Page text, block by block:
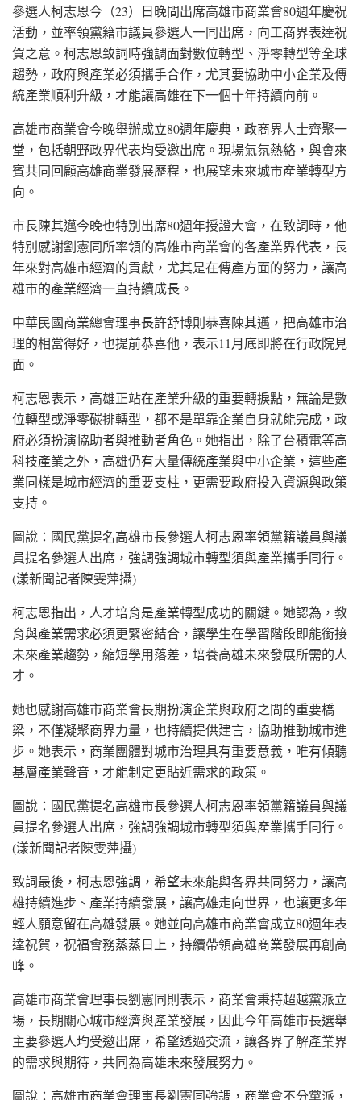
參選人柯志恩今（23）日晚間出席高雄市商業會80週年慶祝
活動，並率領黨籍市議員參選人一同出席，向工商界表達祝
賀之意。柯志恩致詞時強調面對數位轉型、淨零轉型等全球
趨勢，政府與產業必須攜手合作，尤其要協助中小企業及傳
統產業順利升級，才能讓高雄在下一個十年持續向前。
高雄市商業會今晚舉辦成立80週年慶典，政商界人士齊聚一
堂，包括朝野政界代表均受邀出席。現場氣氛熱絡，與會來
賓共同回顧高雄商業發展歷程，也展望未來城市產業轉型方
向。
市長陳其邁今晚也特別出席80週年授證大會，在致詞時，他
特別感謝劉憲同所率領的高雄市商業會的各產業界代表，長
年來對高雄市經濟的貢獻，尤其是在傳產方面的努力，讓高
雄市的產業經濟一直持續成長。
中華民國商業總會理事長許舒博則恭喜陳其邁，把高雄市治
理的相當得好，也提前恭喜他，表示11月底即將在行政院見
面。
柯志恩表示，高雄正站在產業升級的重要轉捩點，無論是數
位轉型或淨零碳排轉型，都不是單靠企業自身就能完成，政
府必須扮演協助者與推動者角色。她指出，除了台積電等高
科技產業之外，高雄仍有大量傳統產業與中小企業，這些產
業同樣是城市經濟的重要支柱，更需要政府投入資源與政策
支持。
圖說：國民黨提名高雄市長參選人柯志恩率領黨籍議員與議
員提名參選人出席，強調強調城市轉型須與產業攜手同行。
(漾新聞記者陳雯萍攝)
柯志恩指出，人才培育是產業轉型成功的關鍵。她認為，教
育與產業需求必須更緊密結合，讓學生在學習階段即能銜接
未來產業趨勢，縮短學用落差，培養高雄未來發展所需的人
才。
她也感謝高雄市商業會長期扮演企業與政府之間的重要橋
梁，不僅凝聚商界力量，也持續提供建言，協助推動城市進
步。她表示，商業團體對城市治理具有重要意義，唯有傾聽
基層產業聲音，才能制定更貼近需求的政策。
圖說：國民黨提名高雄市長參選人柯志恩率領黨籍議員與議
員提名參選人出席，強調強調城市轉型須與產業攜手同行。
(漾新聞記者陳雯萍攝)
致詞最後，柯志恩強調，希望未來能與各界共同努力，讓高
雄持續進步、產業持續發展，讓高雄走向世界，也讓更多年
輕人願意留在高雄發展。她並向高雄市商業會成立80週年表
達祝賀，祝福會務蒸蒸日上，持續帶領高雄商業發展再創高
峰。
高雄市商業會理事長劉憲同則表示，商業會秉持超越黨派立
場，長期關心城市經濟與產業發展，因此今年高雄市長選舉
主要參選人均受邀出席，希望透過交流，讓各界了解產業界
的需求與期待，共同為高雄未來發展努力。
圖說：高雄市商業會理事長劉憲同強調，商業會不分黨派，